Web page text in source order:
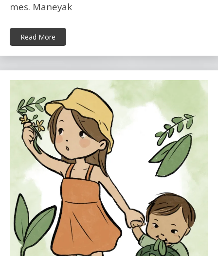
mes. Maneyak
Read More